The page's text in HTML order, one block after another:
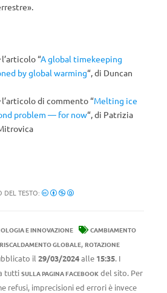
l’articolo “A global timekeeping
by global warming“, di Duncan
l’articolo di commento “Melting ice
problem — for now“, di Patrizia
DEL TESTO:
E INNOVAZIONE
CAMBIAMENTO
RISCALDAMENTO GLOBALE, ROTAZIONE
il 29/03/2024alle 15:35. I
tutti SULLA PAGINA FACEBOOK del sito. Per
refusi, imprecisioni ed errori è invece